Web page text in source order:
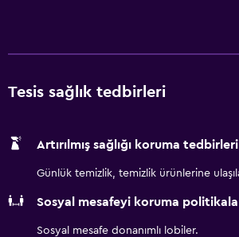
Tesis sağlık tedbirleri
Artırılmış sağlığı koruma tedbirleri
Günlük temizlik, temizlik ürünlerine
Sosyal mesafeyi koruma
Sosyal mesafe donanımlı lobiler.